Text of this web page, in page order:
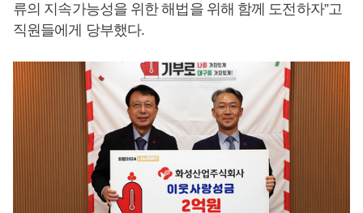
류의 지속가능성을 위한 해법을 위해 함께 도전하자”고
직원들에게 당부했다.